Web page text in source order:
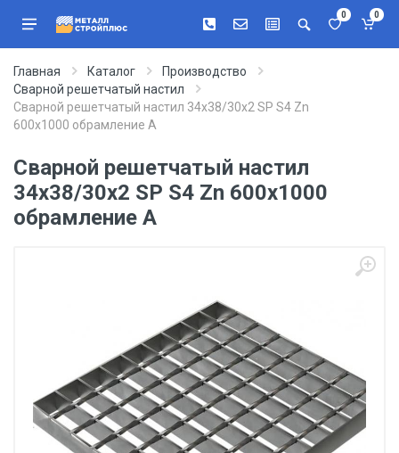
0 0
Главная Каталог
Производство
Сварной решетчатый настил
Сварной решетчатый настил 34х38/30х2 SP S4 Zn
600х1000 обрамление A
Сварной решетчатый настил
34х38/30х2 SP S4 Zn 600х1000
обрамление A